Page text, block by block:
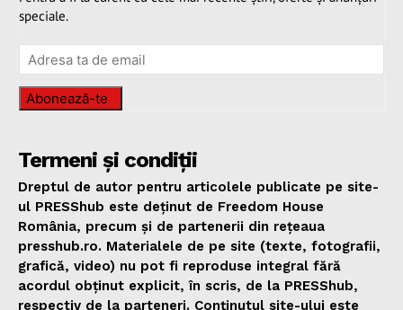
speciale.
Abonează-te
Termeni și condiții
Dreptul de autor pentru articolele publicate pe site-
ul PRESShub este deținut de Freedom House
România, precum și de partenerii din rețeaua
presshub.ro. Materialele de pe site (texte, fotografii,
grafică, video) nu pot fi reproduse integral fără
acordul obținut explicit, în scris, de la PRESShub,
respectiv de la parteneri. Conținutul site-ului este